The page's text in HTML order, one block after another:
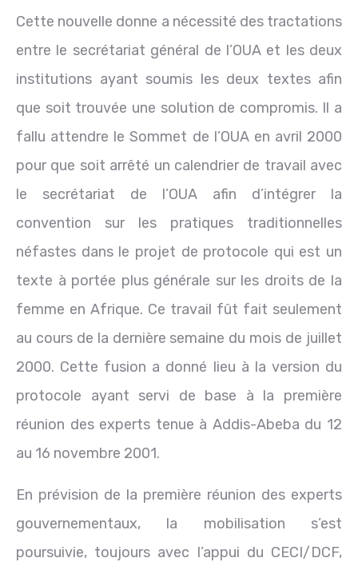
Cette nouvelle donne a nécessité des tractations
entre le secrétariat général de l’OUA et les deux
institutions ayant soumis les deux textes afin
que soit trouvée une solution de compromis. Il a
fallu attendre le Sommet de l’OUA en avril 2000
pour que soit arrêté un calendrier de travail avec
le secrétariat de l’OUA afin d’intégrer la
convention sur les pratiques traditionnelles
néfastes dans le projet de protocole qui est un
texte à portée plus générale sur les droits de la
femme en Afrique. Ce travail fût fait seulement
au cours de la dernière semaine du mois de juillet
2000. Cette fusion a donné lieu à la version du
protocole ayant servi de base à la première
réunion des experts tenue à Addis-Abeba du 12
au 16 novembre 2001.
En prévision de la première réunion des experts
gouvernementaux, la mobilisation s’est
poursuivie, toujours avec l’appui du CECI/DCF,